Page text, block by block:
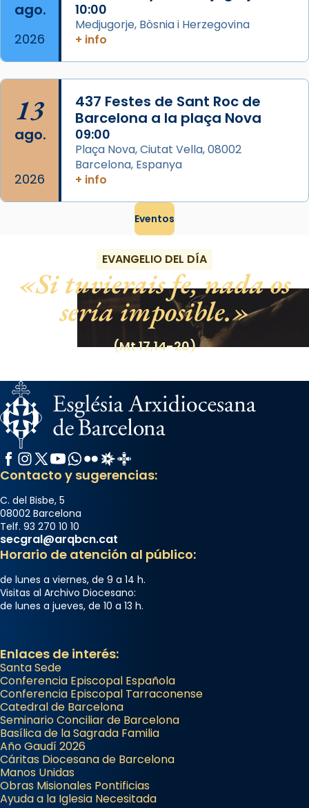
View on Facebook ·
ago.
2026
10:00
Medjugorje, Bòsnia i Herzegovina
+ info
13
ago.
2026
437 Festes de Sant Roc de
Barcelona a la plaça Nova
09:00
Plaça Nova, Ciutat Vella, 08002
Barcelona, Espanya
+ info
Eventos
EVANGELIO DEL DÍA
Si tuvierais fe, nada os
sería imposible.
(Mt 17,14-20)
Facebook
Instagram
X / Twitter
YouTube
WhatsApp
FlickrRadio Estel
Catalunya Cristiana
Contacto y sugerencias:
C. del Bisbe, 5
08002 Barcelona
Telf. 93 270 10 10
secgral@arqbcn.cat
Horario de atención al público:
de lunes a viernes, de 9 a 14 h.
Visitas al Archivo Diocesano:
de lunes a jueves, de 10 a 13 h.
Enlaces de interés:
Santa Sede
Conferencia Episcopal Española
Conferencia Episcopal Tarraconense
Catedral de Barcelona
Seminario Conciliar de Barcelona
Basílica de la Sagrada Familia
Año Gaudí 2026
Cáritas Diocesana de Barcelona
Manos Unidas
Obras Misionales Pontificias
Ayuda a la Iglesia Necesitada